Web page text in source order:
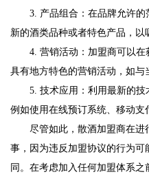
3. 产品组合：在品牌允许
新的酒类品种或者特色产品，以
4. 营销活动：加盟商可以
具有地方特色的营销活动，如与
5. 技术应用：利用最新的技
例如使用在线预订系统、移动支
尽管如此，散酒加盟商在
事，因为违反加盟协议的行为
同。在考虑加入任何加盟体系